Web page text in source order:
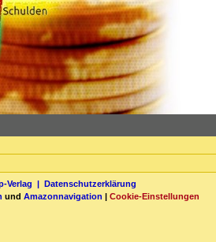
Verlag | Datenschutzerklärung
und Amazonnavigation | Cookie-Einstellungen